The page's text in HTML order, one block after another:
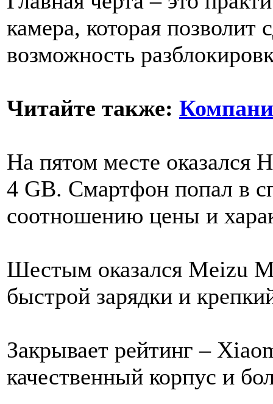
камера, которая позволит
возможность
Читайте также:
На пятом месте оказался
4 GB. Смартфон попал в
соотношению цены и
Шестым оказался Meizu
быстрой зарядки и
Закрывает рейтинг –
качественный корпус и